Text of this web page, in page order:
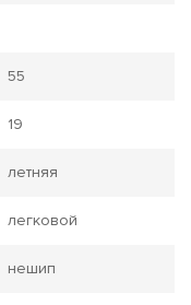
55
19
летняя
легковой
нешип